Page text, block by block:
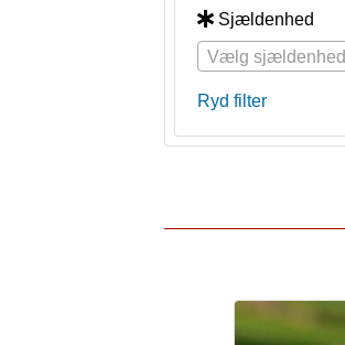
Sjældenhed
Vælg sjældenhed
Ryd filter